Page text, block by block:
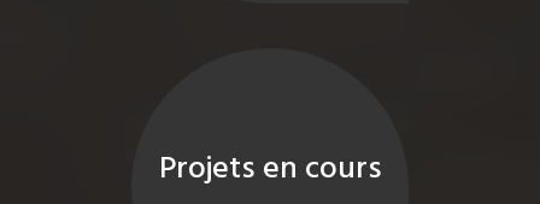
Projets en cours